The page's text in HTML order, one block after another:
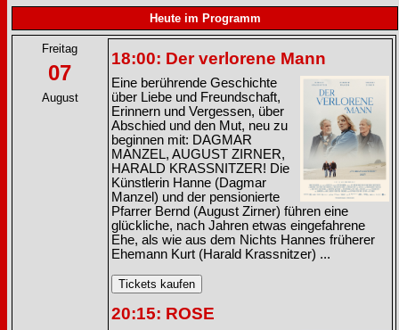
Heute im Programm
Freitag
07
August
18:00: Der verlorene Mann
Eine berührende Geschichte
über Liebe und Freundschaft,
Erinnern und Vergessen, über
Abschied und den Mut, neu zu
beginnen mit: DAGMAR
MANZEL, AUGUST ZIRNER,
HARALD KRASSNITZER! Die
Künstlerin Hanne (Dagmar
Manzel) und der pensionierte
Pfarrer Bernd (August Zirner) führen eine
glückliche, nach Jahren etwas eingefahrene
Ehe, als wie aus dem Nichts Hannes früherer
Ehemann Kurt (Harald Krassnitzer) ...
20:15: ROSE